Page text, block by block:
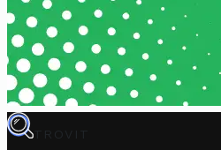
TROVIT